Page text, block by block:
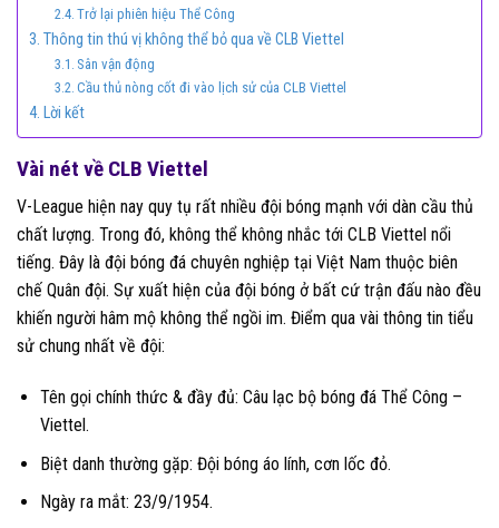
Trở lại phiên hiệu Thể Công
Thông tin thú vị không thể bỏ qua về CLB Viettel
Sân vận động
Cầu thủ nòng cốt đi vào lịch sử của CLB Viettel
Lời kết
Vài nét về CLB Viettel
V-League hiện nay quy tụ rất nhiều đội bóng mạnh với dàn cầu thủ
chất lượng. Trong đó, không thể không nhắc tới CLB Viettel nổi
tiếng. Đây là đội bóng đá chuyên nghiệp tại Việt Nam thuộc biên
chế Quân đội. Sự xuất hiện của đội bóng ở bất cứ trận đấu nào đều
khiến người hâm mộ không thể ngồi im. Điểm qua vài thông tin tiểu
sử chung nhất về đội:
Tên gọi chính thức & đầy đủ: Câu lạc bộ bóng đá Thể Công –
Viettel.
Biệt danh thường gặp: Đội bóng áo lính, cơn lốc đỏ.
Ngày ra mắt: 23/9/1954.